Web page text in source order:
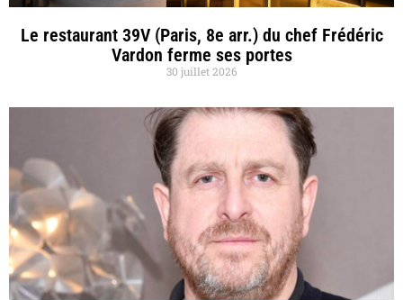
Le restaurant 39V (Paris, 8e arr.) du chef Frédéric
Vardon ferme ses portes
30 juillet 2026